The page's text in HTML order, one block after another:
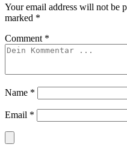
Your email address will not be
marked *
Comment *
Name *
Email *